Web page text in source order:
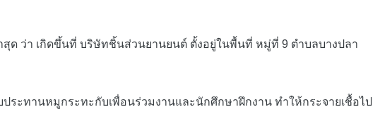
ว่า เกิดขึ้นที่ บริษัทชิ้นส่วนยานยนต์ ตั้งอยู่ในพื้นที่ หมู่ที่ 9 ตำบลบางปลา
ะทานหมูกระทะกับเพื่อนร่วมงานและนักศึกษาฝึกงาน ทำให้กระจายเชื้อไป